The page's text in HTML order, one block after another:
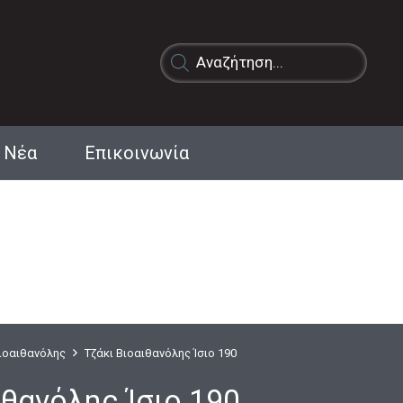
Products
search
Νέα Επικοινωνία
Τζάκι Bιοαιθανόλης Ίσιο 190